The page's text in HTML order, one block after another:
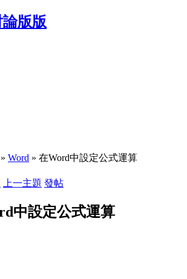
» Word » 在Word中設定公式運算
上一主題 發帖
中設定公式運算